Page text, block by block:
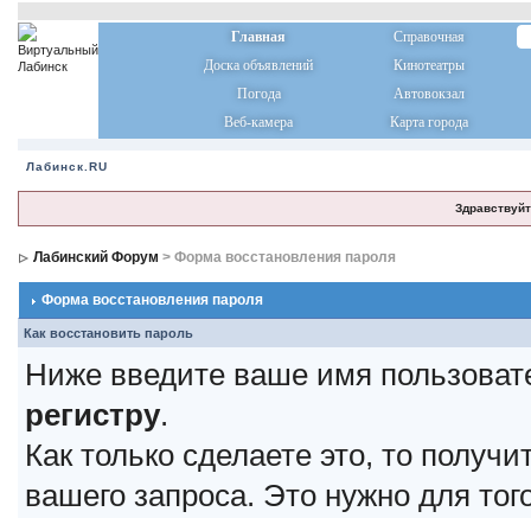
Главная
Справочная
Доска объявлений
Кинотеатры
Погода
Автовокзал
Веб-камера
Карта города
Лабинск.RU
Лабинский Форум > Форма восстановления пароля
Форма восстановления пароля
Как восстановить пароль
Ниже введите ваше имя
регистру.
Как только сделаете это, то
вашего запроса. Это нужно для